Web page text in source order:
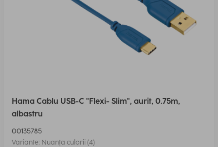
Hama Cablu USB-C "Flexi- Slim", aurit, 0.75m,
albastru
00135785
Variante: Nuanța culorii (4)